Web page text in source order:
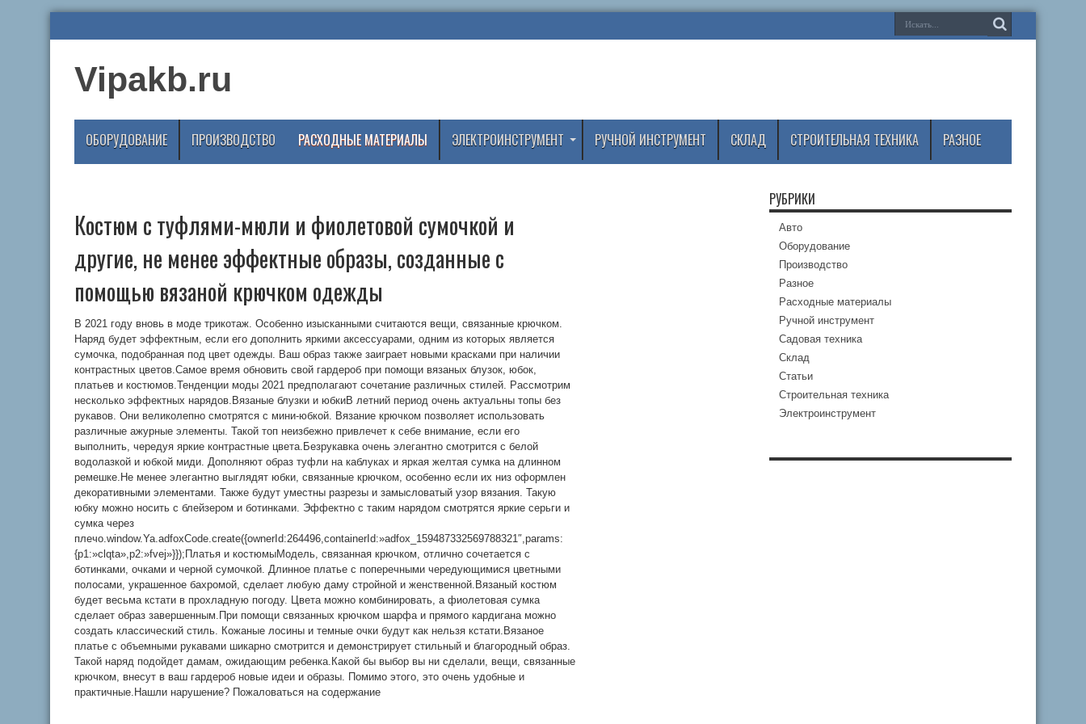
Vipakb.ru
ОБОРУДОВАНИЕ ПРОИЗВОДСТВО РАСХОДНЫЕ МАТЕРИАЛЫ ЭЛЕКТРОИНСТРУМЕНТ РУЧНОЙ ИНСТРУМЕНТ СКЛАД СТРОИТЕЛЬНАЯ ТЕХНИКА РАЗНОЕ
Костюм с туфлями-мюли и фиолетовой сумочкой и
другие, не менее эффектные образы, созданные с
помощью вязаной крючком одежды
В 2021 году вновь в моде трикотаж. Особенно изысканными считаются вещи, связанные крючком.
Наряд будет эффектным, если его дополнить яркими аксессуарами, одним из которых является
сумочка, подобранная под цвет одежды. Ваш образ также заиграет новыми красками при наличии
контрастных цветов.Самое время обновить свой гардероб при помощи вязаных блузок, юбок,
платьев и костюмов.Тенденции моды 2021 предполагают сочетание различных стилей. Рассмотрим
несколько эффектных нарядов.Вязаные блузки и юбкиВ летний период очень актуальны топы без
рукавов. Они великолепно смотрятся с мини-юбкой. Вязание крючком позволяет использовать
различные ажурные элементы. Такой топ неизбежно привлечет к себе внимание, если его
выполнить, чередуя яркие контрастные цвета.Безрукавка очень элегантно смотрится с белой
водолазкой и юбкой миди. Дополняют образ туфли на каблуках и яркая желтая сумка на длинном
ремешке.Не менее элегантно выглядят юбки, связанные крючком, особенно если их низ оформлен
декоративными элементами. Также будут уместны разрезы и замысловатый узор вязания. Такую
юбку можно носить с блейзером и ботинками. Эффектно с таким нарядом смотрятся яркие серьги и
сумка через
плечо.window.Ya.adfoxCode.create({ownerId:264496,containerId:»adfox_159487332569788321″,params:
{p1:»clqta»,p2:»fvej»}});Платья и костюмыМодель, связанная крючком, отлично сочетается с
ботинками, очками и черной сумочкой. Длинное платье с поперечными чередующимися цветными
полосами, украшенное бахромой, сделает любую даму стройной и женственной.Вязаный костюм
будет весьма кстати в прохладную погоду. Цвета можно комбинировать, а фиолетовая сумка
сделает образ завершенным.При помощи связанных крючком шарфа и прямого кардигана можно
создать классический стиль. Кожаные лосины и темные очки будут как нельзя кстати.Вязаное
платье с объемными рукавами шикарно смотрится и демонстрирует стильный и благородный образ.
Такой наряд подойдет дамам, ожидающим ребенка.Какой бы выбор вы ни сделали, вещи, связанные
крючком, внесут в ваш гардероб новые идеи и образы. Помимо этого, это очень удобные и
практичные.Нашли нарушение? Пожаловаться на содержание
РУБРИКИ
Авто
Оборудование
Производство
Разное
Расходные материалы
Ручной инструмент
Садовая техника
Склад
Статьи
Строительная техника
Электроинструмент